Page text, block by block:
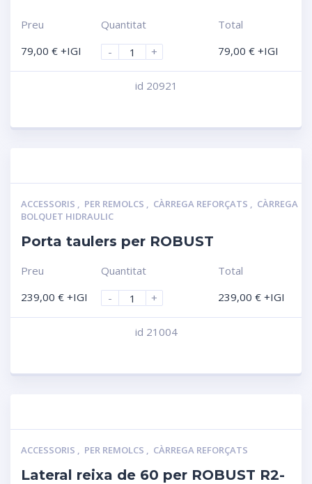
Preu
79,00 € +IGI
Quantitat
-
+
Total
79,00 € +IGI
id 20921
ACCESSORIS , PER REMOLCS , CÀRREGA REFORÇATS , CÀRREGA
BOLQUET HIDRAULIC
Porta taulers per ROBUST
Preu
239,00 € +IGI
Quantitat
-
+
Total
239,00 € +IGI
id 21004
ACCESSORIS , PER REMOLCS , CÀRREGA REFORÇATS
Lateral reixa de 60 per ROBUST R2-